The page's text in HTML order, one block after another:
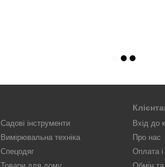
Садові інструменти
Вимірювальна техніка
Спецодяг
Вхід до
Про нас
Оплата